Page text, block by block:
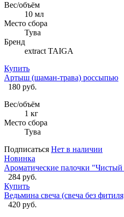
Вес/объём
10 мл
Место сбора
Тува
Бренд
extract TAIGA
Купить
Артыш (шаман-трава) россыпью
180 руб.
Вес/объём
1 кг
Место сбора
Тува
Подписаться Нет в наличии
Новинка
Ароматические палочки "Чистый
284 руб.
Купить
Ведьмина свеча (свеча без
420 руб.